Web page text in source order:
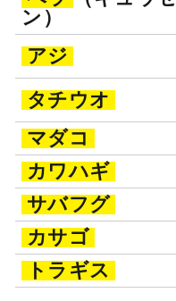
ン）
アジ
タチウオ
マダコ
カワハギ
サバフグ
カサゴ
トラギス